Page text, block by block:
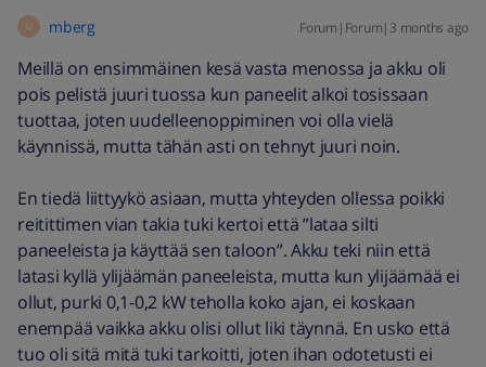
M mberg Forum|Forum|3 months ago
Meillä on ensimmäinen kesä vasta menossa ja akku oli
pois pelistä juuri tuossa kun paneelit alkoi tosissaan
tuottaa, joten uudelleenoppiminen voi olla vielä
käynnissä, mutta tähän asti on tehnyt juuri noin.
En tiedä liittyykö asiaan, mutta yhteyden ollessa poikki
reitittimen vian takia tuki kertoi että ”lataa silti
paneeleista ja käyttää sen taloon”. Akku teki niin että
latasi kyllä ylijäämän paneeleista, mutta kun ylijäämää ei
ollut, purki 0,1-0,2 kW teholla koko ajan, ei koskaan
enempää vaikka akku olisi ollut liki täynnä. En usko että
tuo oli sitä mitä tuki tarkoitti, joten ihan odotetusti ei